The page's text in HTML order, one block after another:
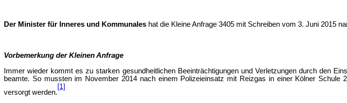
Der Minister für Inneres und Kommunales hat die Kleine Anfrage 3405 mit Schreiben vom 3. Juni 2015
Vorbemerkung der Kleinen Anfrage
Immer wieder kommt es zu starken gesundheitlichen Beeinträchtigungen und Verletzungen durch den
beamte. So mussten im November 2014 nach einem Polizeieinsatz mit Reizgas in einer Kölner
versorgt werden.
[1]